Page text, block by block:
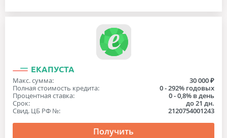
ЕКАПУСТА
Макс. сумма:
30 000 ₽
Полная стоимость кредита:
0 - 292% годовых
Процентная ставка:
0 - 0,8% в день
Срок:
до 21 дн.
Свид. ЦБ РФ №:
2120754001243
Получить